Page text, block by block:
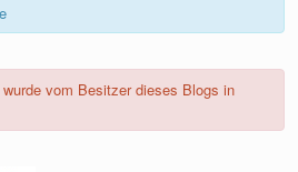
vom Besitzer dieses Blogs in